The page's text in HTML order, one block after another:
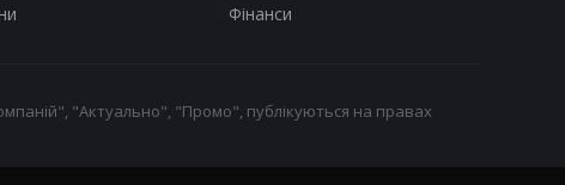
Фінанси
"Актуально", "Промо", публікуються на правах